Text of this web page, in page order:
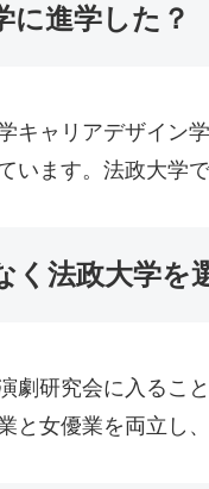
に進学した？
キャリアデザイン
います。法政大学
く法政大学を
劇研究会に入るこ
と女優業を両立し